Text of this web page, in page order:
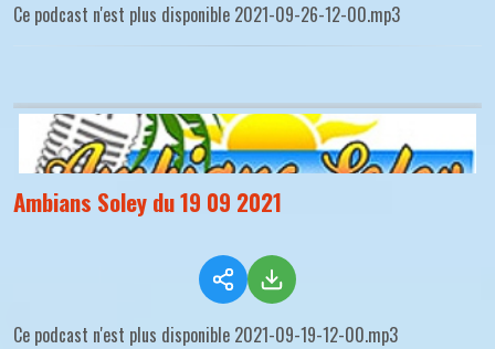
Ce podcast n'est plus disponible 2021-09-26-12-00.mp3
Ambians Soley du 19 09 2021
Ce podcast n'est plus disponible 2021-09-19-12-00.mp3